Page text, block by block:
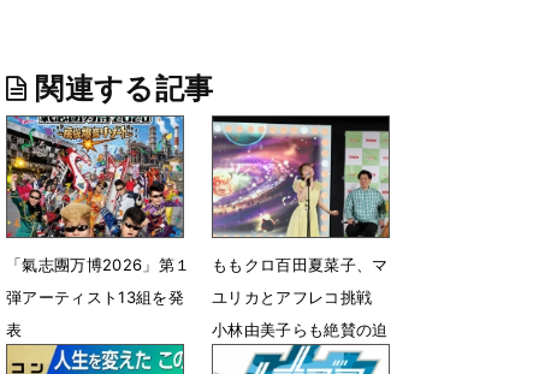
関連する記事
「氣志團万博2026」第１
弾アーティスト13組を発
表
7月1日 18時43分
ももクロ百田夏菜子、マ
ユリカとアフレコ挑戦
小林由美子らも絶賛の迫
真の演技